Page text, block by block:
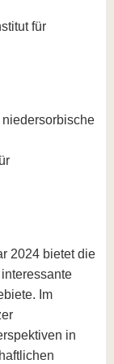
für
2024 bietet die
Im
in